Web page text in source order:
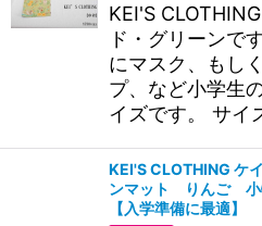
KEI'S
ド・グリーンで
にマスク、もし
プ、など小学生
イズです。 サ
KEI'S CLOTHING ケ
ンマット りんご
【入学準備に最適】